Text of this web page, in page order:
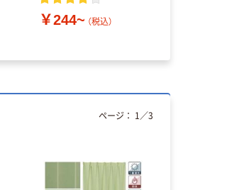
￥244~ （税込）
ページ： 1 ／3